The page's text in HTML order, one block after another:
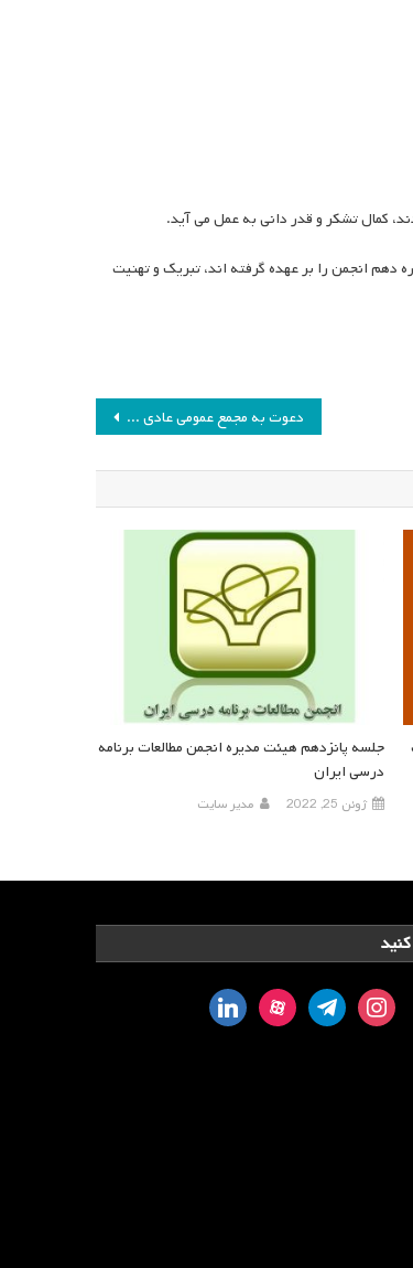
کمال تشکر و قدر دانی به عمل می آید.
دهم انجمن را بر عهده گرفته اند، تبریک و تهنیت
دعوت به مجمع عمومی عادی (به طور فوق‌العاده) انجمن مطالعات برنامه درسی ایران
جلسه پانزدهم هیئت مدیره انجمن مطالعات برنامه
درسی ایران
ژوئن 25, 2022 مدیر سایت
instagram
telegram
aparat
linkedin